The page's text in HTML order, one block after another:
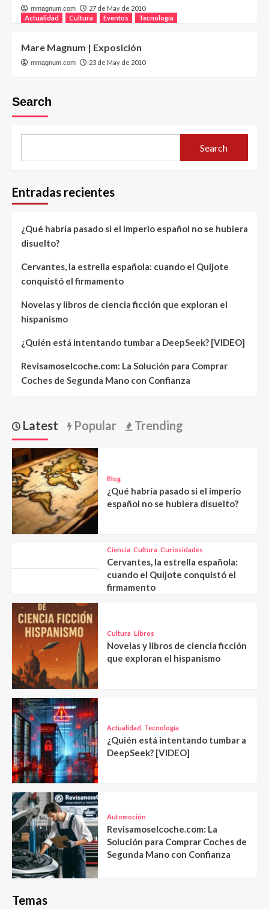
mmagnum.com
27 de May de 2010
Actualidad
Cultura Eventos Tecnología
Mare Magnum | Exposición
mmagnum.com 23 de May de 2010
Search
Search
Entradas recientes
¿Qué habría pasado si el imperio español no se hubiera
disuelto?
Cervantes, la estrella española: cuando el Quijote
conquistó el firmamento
Novelas y libros de ciencia ficción que exploran el
hispanismo
¿Quién está intentando tumbar a DeepSeek? [VIDEO]
Revisamoselcoche.com: La Solución para Comprar
Coches de Segunda Mano con Confianza
Latest Popular Trending
Blog
¿Qué habría pasado si el imperio
español no se hubiera disuelto?
Ciencia Cultura Curiosidades
Cervantes, la estrella española:
cuando el Quijote conquistó el
firmamento
Cultura Libros
Novelas y libros de ciencia ficción
que exploran el hispanismo
Actualidad Tecnología
¿Quién está intentando tumbar a
DeepSeek? [VIDEO]
Automoción
Revisamoselcoche.com: La
Solución para Comprar Coches de
Segunda Mano con Confianza
Temas